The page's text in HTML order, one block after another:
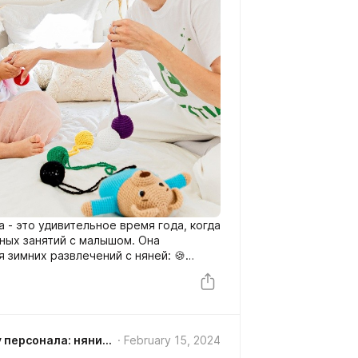
это удивительное время года, когда
занятий с малышом. Она
зимних развлечений с няней: 🍪
навыки. ⛄ Создаем
собираться вместе и читать
GUESTIA агентство по подбору персонала: няни, домработницы, сиделки СПб/ Колпино/Рыбацкое February 15, 2024